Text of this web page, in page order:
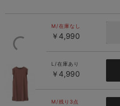
ブラウンパ
ープル
M/在庫なし
￥4,990
L/在庫あり
￥4,990
M/残り3点